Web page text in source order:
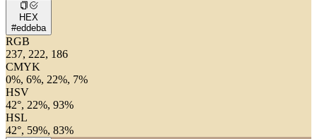
HEX
#eddeba
RGB
237, 222, 186
CMYK
0%, 6%, 22%, 7%
HSV
42°, 22%, 93%
HSL
42°, 59%, 83%